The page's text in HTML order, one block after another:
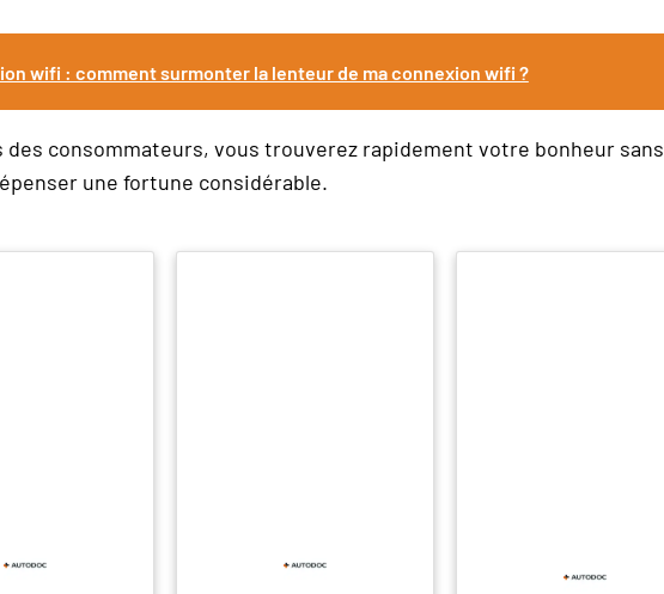
wifi : comment surmonter la lenteur de ma connexion wifi ?
des consommateurs, vous trouverez rapidement votre bonheur sans
une fortune considérable.